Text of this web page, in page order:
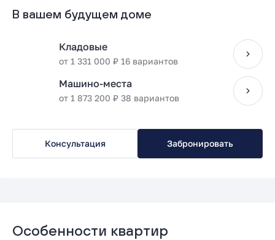
В вашем будущем доме
Кладовые
от 1 331 000 ₽ 16 вариантов
Машино-места
от 1 873 200 ₽ 38 вариантов
Консультация Забронировать
Особенности квартир